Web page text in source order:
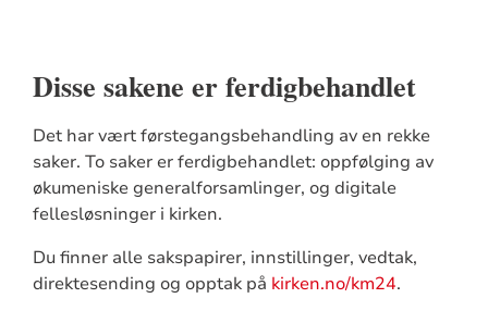
Disse sakene er ferdigbehandlet
Det har vært førstegangsbehandling av en rekke
saker. To saker er ferdigbehandlet: oppfølging av
økumeniske generalforsamlinger, og digitale
fellesløsninger i kirken.
Du finner alle sakspapirer, innstillinger, vedtak,
direktesending og opptak på kirken.no/km24.